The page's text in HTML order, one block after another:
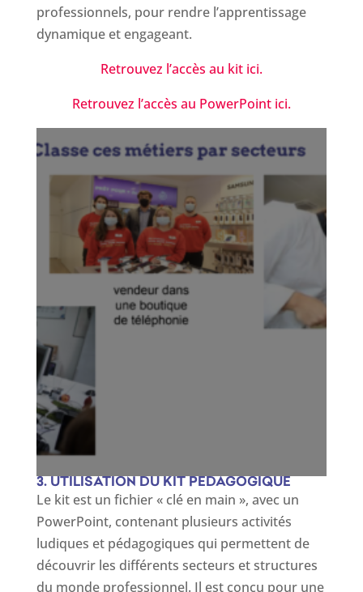
professionnels, pour rendre l’apprentissage
dynamique et engageant.
Retrouvez l’accès au kit ici.
Retrouvez l’accès au PowerPoint ici.
3. UTILISATION DU KIT PÉDAGOGIQUE
Le kit est un fichier « clé en main », avec un
PowerPoint, contenant plusieurs activités
ludiques et pédagogiques qui permettent de
découvrir les différents secteurs et structures
du monde professionnel. Il est conçu pour une